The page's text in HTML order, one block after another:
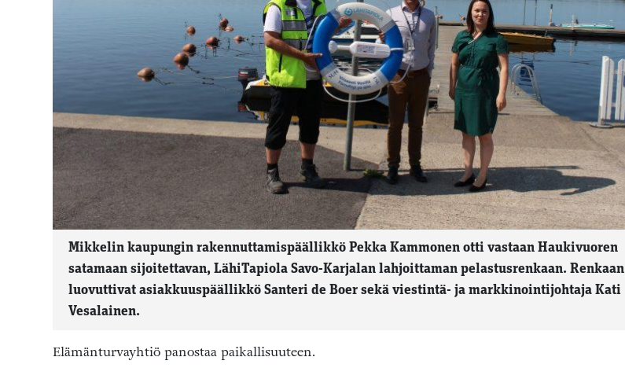
Mikkelin kaupungin rakennuttamispäällikkö Pekka Kammonen otti vastaan Haukivuoren
satamaan sijoitettavan, LähiTapiola Savo-Karjalan lahjoittaman pelastusrenkaan. Renkaan
luovuttivat asiakkuuspäällikkö Santeri de Boer sekä viestintä- ja markkinointijohtaja Kati
Vesalainen.
Elämänturvayhtiö panostaa paikallisuuteen.